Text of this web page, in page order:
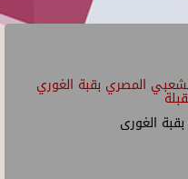
المصري بقبة الغوري
الغورى